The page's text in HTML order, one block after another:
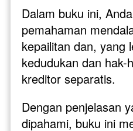
Dalam buku ini,
pemahaman
kepailitan dan, yang
kedudukan dan hak-
kreditor separatis.
Dengan penjelasan
dipahami, buku ini